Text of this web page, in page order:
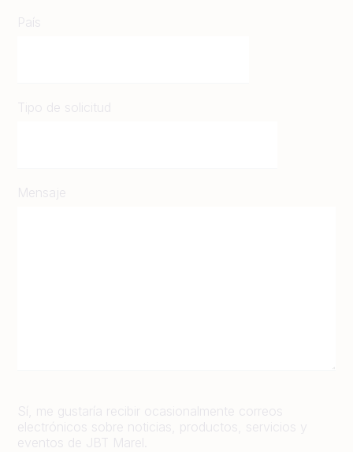
País
Tipo de solicitud
Mensaje
Sí, me gustaría recibir ocasionalmente correos
electrónicos sobre noticias, productos, servicios y
eventos de JBT Marel.